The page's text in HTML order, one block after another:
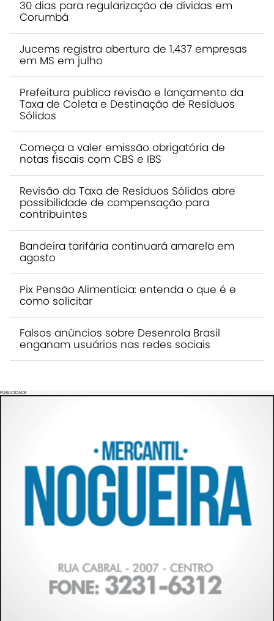
30 dias para regularização de dívidas em
Corumbá
Jucems registra abertura de 1.437 empresas
em MS em julho
Prefeitura publica revisão e lançamento da
Taxa de Coleta e Destinação de Resíduos
Sólidos
Começa a valer emissão obrigatória de
notas fiscais com CBS e IBS
Revisão da Taxa de Resíduos Sólidos abre
possibilidade de compensação para
contribuintes
Bandeira tarifária continuará amarela em
agosto
Pix Pensão Alimentícia: entenda o que é e
como solicitar
Falsos anúncios sobre Desenrola Brasil
enganam usuários nas redes sociais
PUBLICIDADE